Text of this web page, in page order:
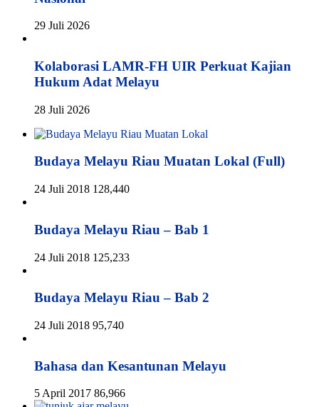
29 Juli 2026
Kolaborasi LAMR-FH UIR Perkuat Kajian
Hukum Adat Melayu
28 Juli 2026
Budaya Melayu Riau Muatan Lokal (Full)
24 Juli 2018 128,440
Budaya Melayu Riau – Bab 1
24 Juli 2018 125,233
Budaya Melayu Riau – Bab 2
24 Juli 2018 95,740
Bahasa dan Kesantunan Melayu
5 April 2017 86,966